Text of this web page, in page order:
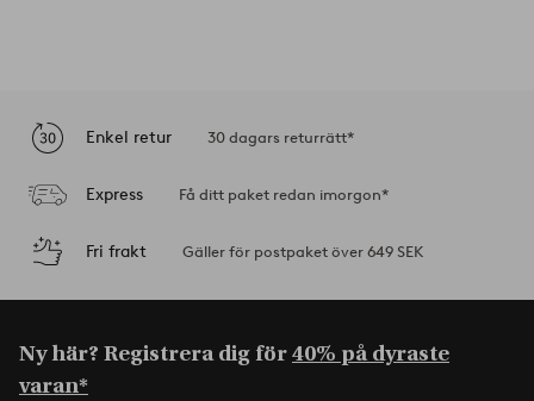
Enkel retur 30 dagars returrätt*
Express Få ditt paket redan imorgon*
Fri frakt Gäller för postpaket över 649 SEK
Ny här? Registrera dig för40% på dyraste
varan*